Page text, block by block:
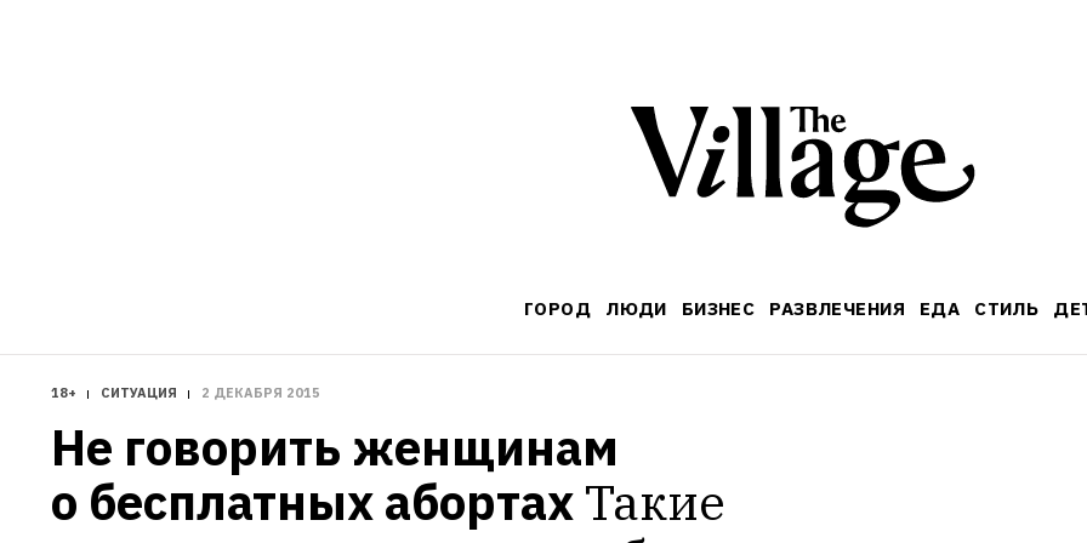
ГОРОД ЛЮДИ БИЗНЕС РАЗВЛЕЧЕНИЯ ЕДА СТИЛЬ
18+ СИТУАЦИЯ 2 ДЕКАБРЯ 2015
Не говорить женщинам
о бесплатных абортахТакие